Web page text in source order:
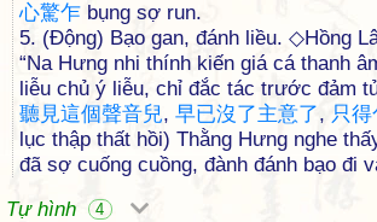
心驚乍 bụng sợ run.
5. (Động) Bạo gan, đánh liều. ◇Hồng
“Na Hưng nhi thính kiến giá cá thanh
liễu chủ ý liễu, chỉ đắc tác trước đảm
聽見這個聲音兒, 早已沒了主意了, 只得
lục thập thất hồi) Thằng Hưng nghe
đã sợ cuống cuồng, đành đánh bạo đi
Tự hình
4